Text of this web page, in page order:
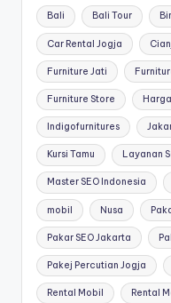
Bali Bali Tour
Car Rental Jogja
Furniture Jati
Furniture Store
Indigofurnitures
Kursi Tamu Layanan
Master SEO Indonesia
mobil Nusa
Pakar SEO Jakarta
Pakej Percutian Jogja
Rental Mobil Rental